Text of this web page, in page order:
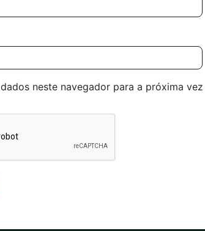
neste navegador para a próxima